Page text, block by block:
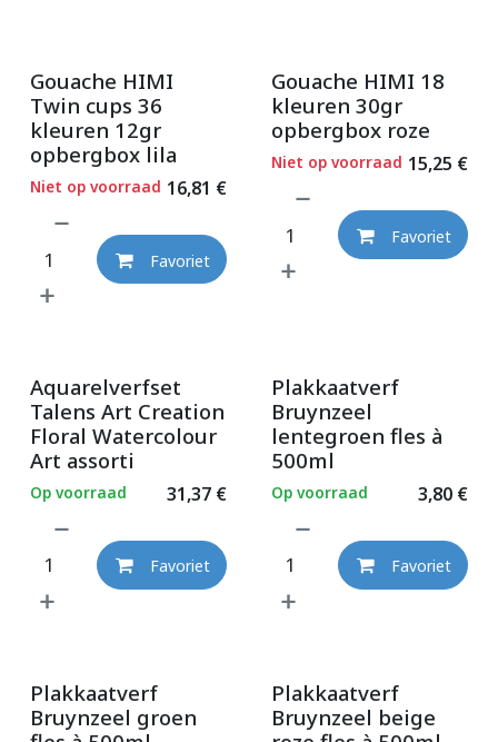
Gouache HIMI
Twin cups 36
kleuren 12gr
opbergbox lila
16,81 €
Niet op voorraad
Favoriet
Gouache HIMI 18
kleuren 30gr
opbergbox roze
15,25 €
Niet op voorraad
Favoriet
Aquarelverfset
Talens Art Creation
Floral Watercolour
Art assorti
31,37€
Op voorraad
Favoriet
Plakkaatverf
Bruynzeel
lentegroen fles à
500ml
3,80€
Op voorraad
Favoriet
Plakkaatverf
Bruynzeel groen
Plakkaatverf
Bruynzeel beige